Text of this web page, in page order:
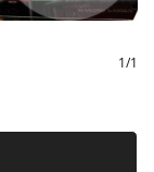
1/1